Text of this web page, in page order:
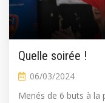
Quelle soirée !
06/03/2024
Menés de 6 buts à la